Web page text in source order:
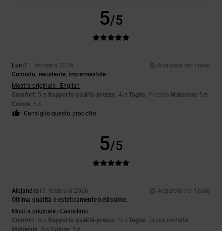
5/5
Luci11. febbraio 2026
Acquisto verificato
Comodo, resistente, impermeabile
Mostra originale - English
Comfort: 5/5 Rapporto qualità-prezzo : 4/5 Taglia: Piccolo Materiale: 5/5
Colore: 5/5
Consiglio questo prodotto
5/5
Alejandro10. febbraio 2026
Acquisto verificato
Ottima qualità e esteticamente bellissime.
Mostra originale - Castellano
Comfort: 5/5 Rapporto qualità-prezzo : 5/5 Taglia: Taglia perfetta